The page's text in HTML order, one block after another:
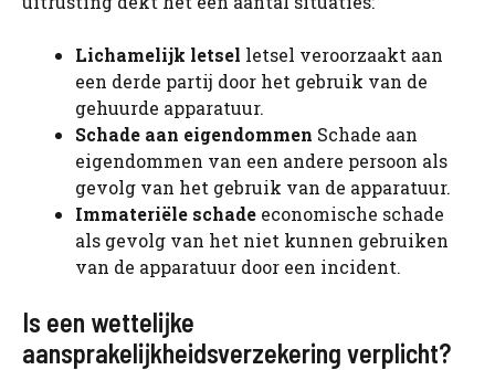
Lichamelijk letsel letsel veroorzaakt aan
een derde partij door het gebruik van de
gehuurde apparatuur.
Schade aan eigendommen Schade aan
eigendommen van een andere persoon als
gevolg van het gebruik van de apparatuur.
Immateriële schade economische schade
als gevolg van het niet kunnen gebruiken
van de apparatuur door een incident.
Is een wettelijke
aansprakelijkheidsverzekering verplicht?